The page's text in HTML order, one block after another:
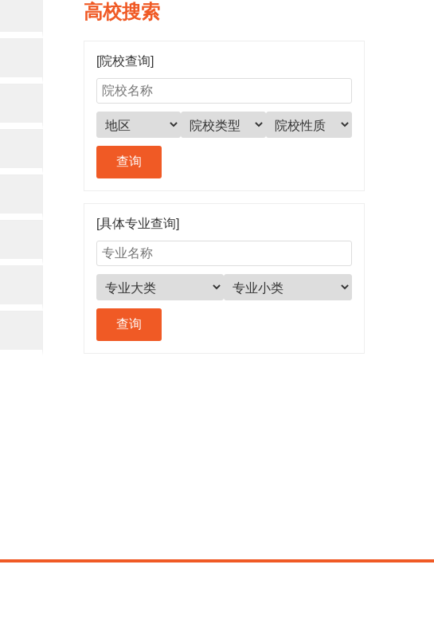
高校搜索
[院校查询]
[具体专业查询]